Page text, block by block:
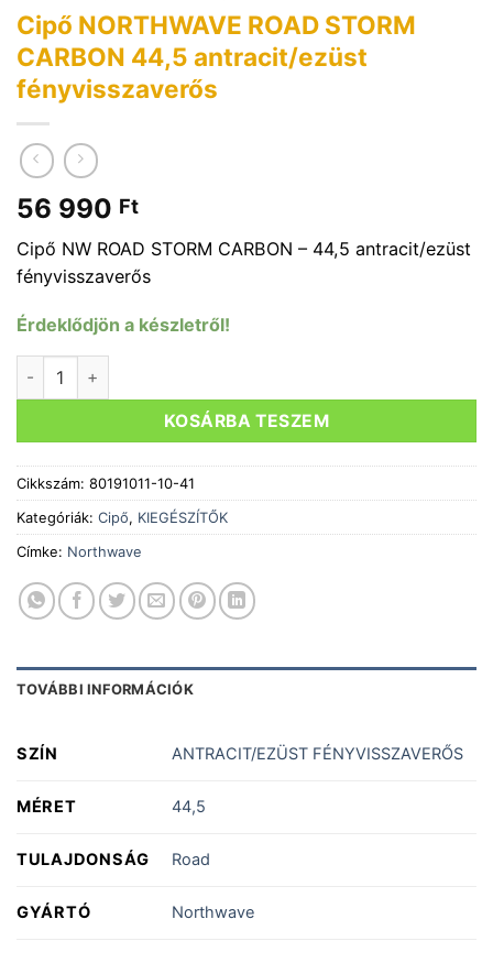
Cipő NORTHWAVE ROAD STORM
CARBON 44,5 antracit/ezüst
fényvisszaverős
56 990 Ft
Cipő NW ROAD STORM CARBON – 44,5 antracit/ezüst
fényvisszaverős
Érdeklődjön a készletről!
Cipő NORTHWAVE ROAD STORM CARBON 44,5 antracit/
KOSÁRBA TESZEM
Cikkszám: 80191011-10-41
Kategóriák: Cipő, KIEGÉSZÍTŐK
Címke: Northwave
TOVÁBBI INFORMÁCIÓK
SZÍN ANTRACIT/EZÜST FÉNYVISSZAVERŐS
MÉRET 44,5
TULAJDONSÁG Road
GYÁRTÓ Northwave